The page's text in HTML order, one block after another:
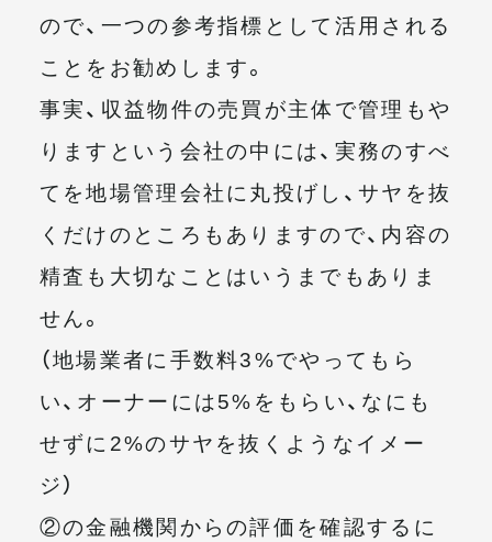
ので、一つの参考指標として活用される
ことをお勧めします。
事実、収益物件の売買が主体で管理もや
りますという会社の中には、実務のすべ
てを地場管理会社に丸投げし、サヤを抜
くだけのところもありますので、内容の
精査も大切なことはいうまでもありま
せん。
（地場業者に手数料3%でやってもら
い、オーナーには5%をもらい、なにも
せずに2%のサヤを抜くようなイメー
ジ）
②の金融機関からの評価を確認するに